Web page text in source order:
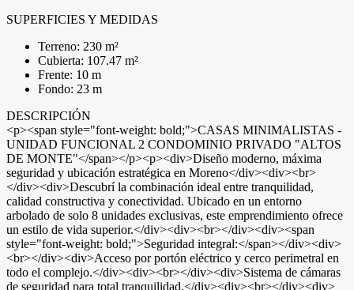
SUPERFICIES Y MEDIDAS
Terreno: 230 m²
Cubierta: 107.47 m²
Frente: 10 m
Fondo: 23 m
DESCRIPCIÓN
<p><span style="font-weight: bold;">CASAS MINIMALISTAS -
UNIDAD FUNCIONAL 2 CONDOMINIO PRIVADO "ALTOS
DE MONTE"</span></p><p><div>Diseño moderno, máxima
seguridad y ubicación estratégica en Moreno</div><div><br>
</div><div>Descubrí la combinación ideal entre tranquilidad,
calidad constructiva y conectividad. Ubicado en un entorno
arbolado de solo 8 unidades exclusivas, este emprendimiento ofrece
un estilo de vida superior.</div><div><br></div><div><span
style="font-weight: bold;">Seguridad integral:</span></div><div>
<br></div><div>Acceso por portón eléctrico y cerco perimetral en
todo el complejo.</div><div><br></div><div>Sistema de cámaras
de seguridad para total tranquilidad.</div><div><br></div><div>